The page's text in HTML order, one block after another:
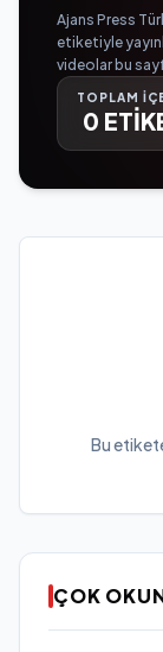
Ajans Press
etiketiyle
videolar bu
TOPLAM
0
Bu
ÇOK